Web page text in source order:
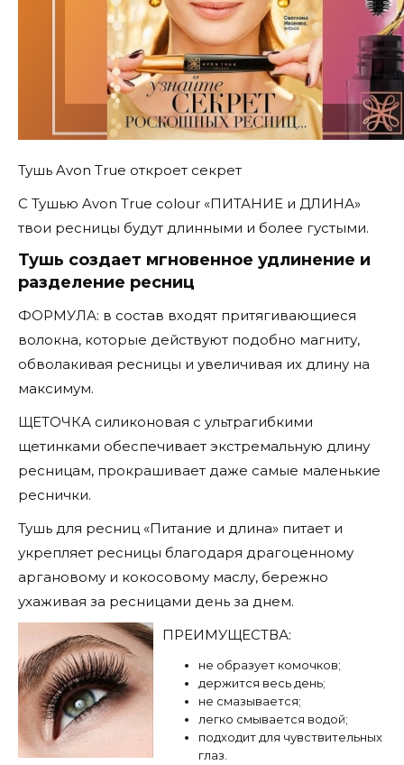
Тушь Avon True откроет секрет
С Тушью Avon True colour «ПИТАНИЕ и ДЛИНА»
твои ресницы будут длинными и более густыми.
Тушь создает мгновенное удлинение и
разделение ресниц
ФОРМУЛА: в состав входят притягивающиеся
волокна, которые действуют подобно магниту,
обволакивая ресницы и увеличивая их длину на
максимум.
ЩЕТОЧКА силиконовая с ультрагибкими
щетинками обеспечивает экстремальную длину
ресницам, прокрашивает даже самые маленькие
реснички.
Тушь для ресниц «Питание и длина» питает и
укрепляет ресницы благодаря драгоценному
аргановому и кокосовому маслу, бережно
ухаживая за ресницами день за днем.
ПРЕИМУЩЕСТВА:
не образует комочков;
держится весь день;
не смазывается;
легко смывается водой;
подходит для чувствительных
глаз.